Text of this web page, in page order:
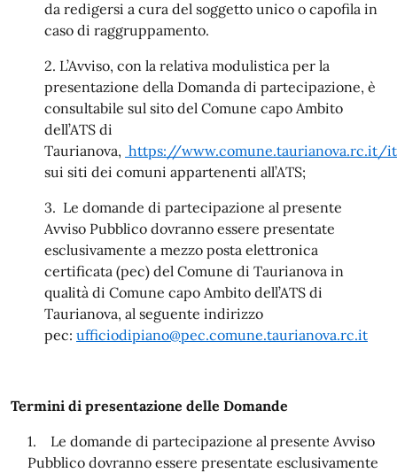
da redigersi a cura del soggetto unico o capofila in
caso di raggruppamento.
2. L’Avviso, con la relativa modulistica per la
presentazione della Domanda di partecipazione, è
consultabile sul sito del Comune capo Ambito
dell’ATS di
Taurianova, https://www.comune.taurianova.rc.it/it
sui siti dei comuni appartenenti all’ATS;
3. Le domande di partecipazione al presente
Avviso Pubblico dovranno essere presentate
esclusivamente a mezzo posta elettronica
certificata (pec) del Comune di Taurianova in
qualità di Comune capo Ambito dell’ATS di
Taurianova, al seguente indirizzo
pec: ufficiodipiano@pec.comune.taurianova.rc.it
Termini di presentazione delle Domande
1. Le domande di partecipazione al presente Avviso
Pubblico dovranno essere presentate esclusivamente